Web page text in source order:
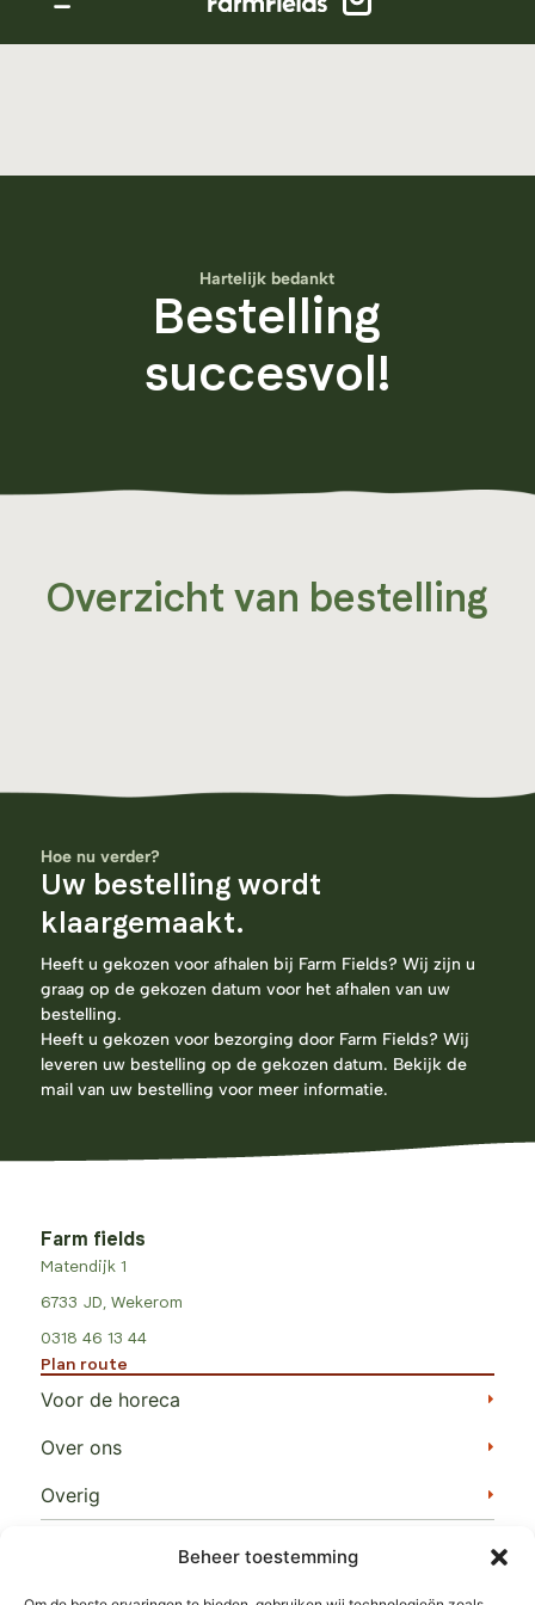
Beheer toestemming
Hartelijk bedankt
Bestelling
succesvol!
Overzicht van bestelling
Hoe nu verder?
Uw bestelling wordt
klaargemaakt.
Heeft u gekozen voor afhalen bij Farm Fields? Wij zijn u
graag op de gekozen datum voor het afhalen van uw
bestelling.
Heeft u gekozen voor bezorging door Farm Fields? Wij
leveren uw bestelling op de gekozen datum. Bekijk de
mail van uw bestelling voor meer informatie.
Farm fields
Matendijk 1
6733 JD, Wekerom
0318 46 13 44
Plan route
Voor de horeca
Over ons
Overig